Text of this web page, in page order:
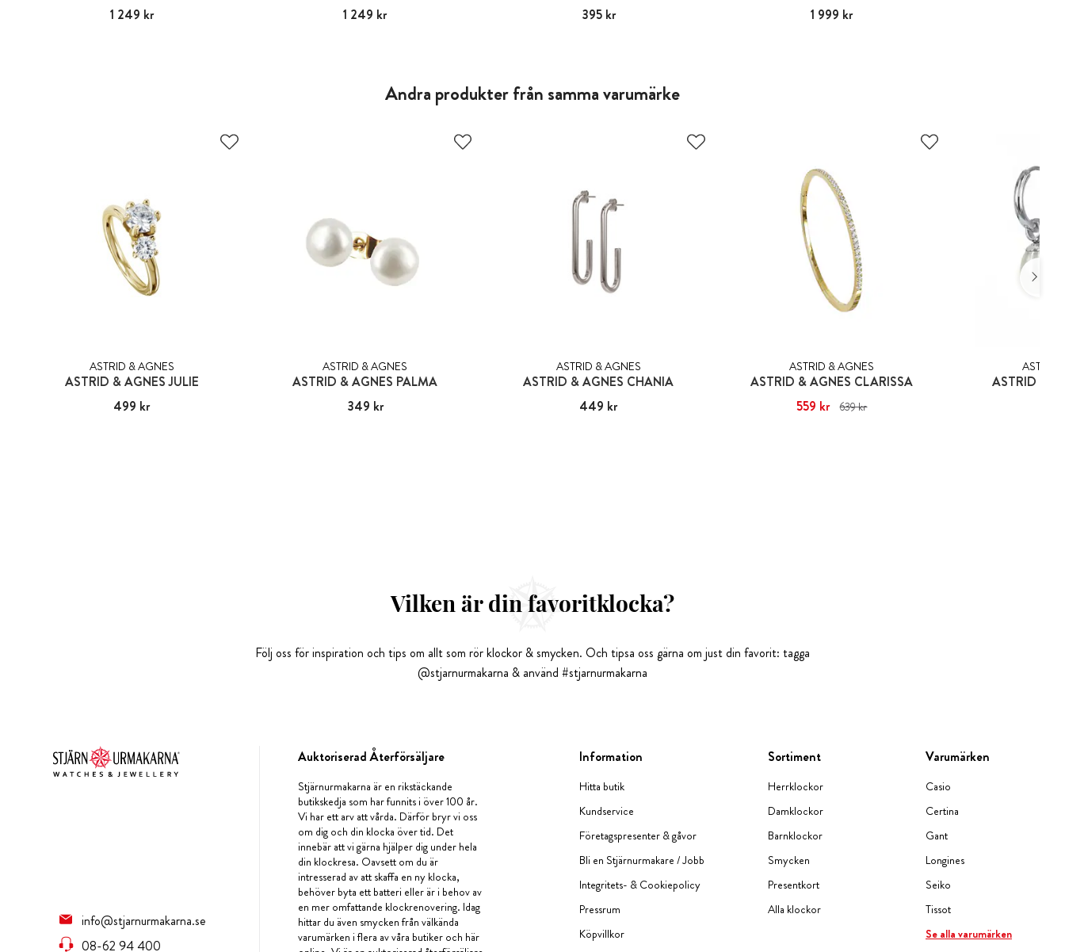
Pris :1 249 kr
1 249 kr
Pris :1 249 kr
1 249 kr
Pris:395 kr
395 kr
Pris :1 999 kr
1 999 kr
Andra produkter från samma varumärke
ASTRID & AGNES
ASTRID & AGNES JULIE
Pris:499 kr
499 kr
ASTRID & AGNES
ASTRID & AGNES PALMA
Pris:349 kr
349 kr
ASTRID & AGNES
ASTRID & AGNES CHANIA
Pris:449 kr
449 kr
ASTRID & AGNES
ASTRID & AGNES CLARISSA
Nuvarande pris :559 krTidigare pris
559 kr 639 kr
ASTRID
ASTRID &
Vilken är din favoritklocka?
Följ oss för inspiration och tips om allt som rör klockor & smycken. Och tipsa oss gärna om just din favorit: tagga
@stjarnurmakarna & använd #stjarnurmakarna
info@stjarnurmakarna.se
08-62 94 400
Auktoriserad Återförsäljare
Stjärnurmakarna är en rikstäckande
butikskedja som har funnits i över 100 år.
Vi har ett arv att vårda. Därför bryr vi oss
om dig och din klocka över tid. Det
innebär att vi gärna hjälper dig under hela
din klockresa. Oavsett om du är
intresserad av att skaffa en ny klocka,
behöver byta ett batteri eller är i behov av
en mer omfattande klockrenovering. Idag
hittar du även smycken från välkända
varumärken i flera av våra butiker och här
Information
Hitta butik
Kundservice
Företagspresenter & gåvor
Bli en Stjärnurmakare / Jobb
Integritets- & Cookiepolicy
Pressrum
Köpvillkor
Sortiment
Herrklockor
Damklockor
Barnklockor
Smycken
Presentkort
Alla klockor
Varumärken
Casio
Certina
Gant
Longines
Seiko
Tissot
Se alla varumärken